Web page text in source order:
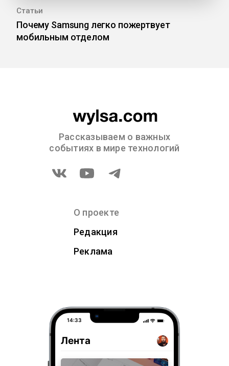
Статьи
Почему Samsung легко пожертвует
мобильным отделом
Рассказываем о важных
событиях в мире технологий
О проекте
Редакция
Реклама
14:33
Лента